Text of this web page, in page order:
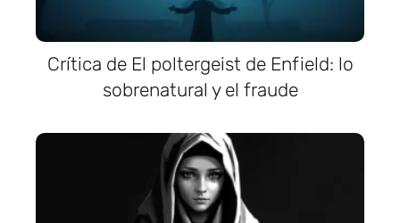
Crítica de El poltergeist de Enfield: lo
sobrenatural y el fraude